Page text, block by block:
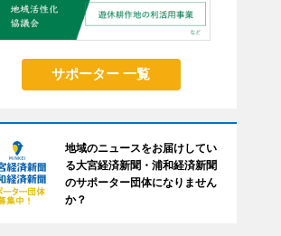
サポーター 一覧
地域のニュースをお届けしてい
る大宮経済新聞・浦和経済新聞
のサポーター団体になりません
か？